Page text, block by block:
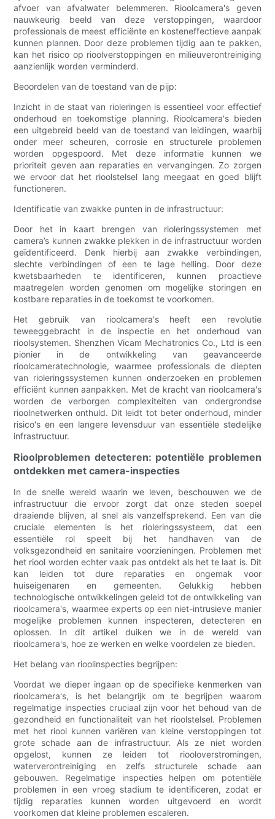
afvoer van afvalwater belemmeren. Rioolcamera's geven
nauwkeurig beeld van deze verstoppingen, waardoor
professionals de meest efficiënte en kosteneffectieve aanpak
kunnen plannen. Door deze problemen tijdig aan te pakken,
kan het risico op rioolverstoppingen en milieuverontreiniging
aanzienlijk worden verminderd.
Beoordelen van de toestand van de pijp:
Inzicht in de staat van rioleringen is essentieel voor effectief
onderhoud en toekomstige planning. Rioolcamera's bieden
een uitgebreid beeld van de toestand van leidingen, waarbij
onder meer scheuren, corrosie en structurele problemen
worden opgespoord. Met deze informatie kunnen we
prioriteit geven aan reparaties en vervangingen. Zo zorgen
we ervoor dat het rioolstelsel lang meegaat en goed blijft
functioneren.
Identificatie van zwakke punten in de infrastructuur:
Door het in kaart brengen van rioleringssystemen met
camera’s kunnen zwakke plekken in de infrastructuur worden
geïdentificeerd. Denk hierbij aan zwakke verbindingen,
slechte verbindingen of een te lage helling. Door deze
kwetsbaarheden te identificeren, kunnen proactieve
maatregelen worden genomen om mogelijke storingen en
kostbare reparaties in de toekomst te voorkomen.
Het gebruik van rioolcamera's heeft een revolutie
teweeggebracht in de inspectie en het onderhoud van
rioolsystemen. Shenzhen Vicam Mechatronics Co., Ltd is een
pionier in de ontwikkeling van geavanceerde
rioolcameratechnologie, waarmee professionals de diepten
van rioleringssystemen kunnen onderzoeken en problemen
efficiënt kunnen aanpakken. Met de kracht van rioolcamera's
worden de verborgen complexiteiten van ondergrondse
rioolnetwerken onthuld. Dit leidt tot beter onderhoud, minder
risico's en een langere levensduur van essentiële stedelijke
infrastructuur.
Rioolproblemen detecteren: potentiële problemen
ontdekken met camera-inspecties
In de snelle wereld waarin we leven, beschouwen we de
infrastructuur die ervoor zorgt dat onze steden soepel
draaiende blijven, al snel als vanzelfsprekend. Een van die
cruciale elementen is het rioleringssysteem, dat een
essentiële rol speelt bij het handhaven van de
volksgezondheid en sanitaire voorzieningen. Problemen met
het riool worden echter vaak pas ontdekt als het te laat is. Dit
kan leiden tot dure reparaties en ongemak voor
huiseigenaren en gemeenten. Gelukkig hebben
technologische ontwikkelingen geleid tot de ontwikkeling van
rioolcamera's, waarmee experts op een niet-intrusieve manier
mogelijke problemen kunnen inspecteren, detecteren en
oplossen. In dit artikel duiken we in de wereld van
rioolcamera's, hoe ze werken en welke voordelen ze bieden.
Het belang van rioolinspecties begrijpen:
Voordat we dieper ingaan op de specifieke kenmerken van
rioolcamera's, is het belangrijk om te begrijpen waarom
regelmatige inspecties cruciaal zijn voor het behoud van de
gezondheid en functionaliteit van het rioolstelsel. Problemen
met het riool kunnen variëren van kleine verstoppingen tot
grote schade aan de infrastructuur. Als ze niet worden
opgelost, kunnen ze leiden tot riooloverstromingen,
waterverontreiniging en zelfs structurele schade aan
gebouwen. Regelmatige inspecties helpen om potentiële
problemen in een vroeg stadium te identificeren, zodat er
tijdig reparaties kunnen worden uitgevoerd en wordt
voorkomen dat kleine problemen escaleren.